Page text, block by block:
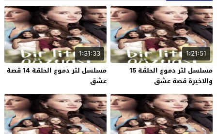
1:21:51
مسلسل لتر دموع الحلقة 15
والاخيرة قصة عشق
1:31:33
مسلسل لتر دموع الحلقة 14 قصة
عشق